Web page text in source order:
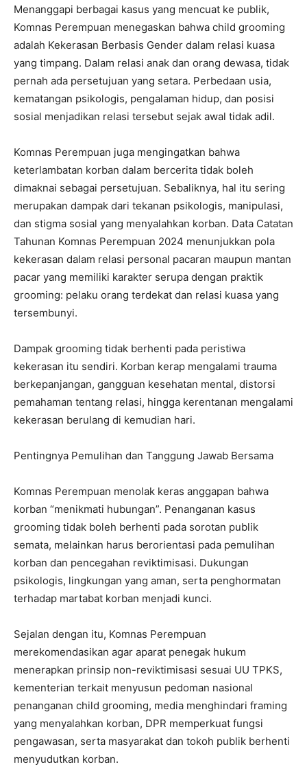
Menanggapi berbagai kasus yang mencuat ke publik,
Komnas Perempuan menegaskan bahwa child grooming
adalah Kekerasan Berbasis Gender dalam relasi kuasa
yang timpang. Dalam relasi anak dan orang dewasa, tidak
pernah ada persetujuan yang setara. Perbedaan usia,
kematangan psikologis, pengalaman hidup, dan posisi
sosial menjadikan relasi tersebut sejak awal tidak adil.
Komnas Perempuan juga mengingatkan bahwa
keterlambatan korban dalam bercerita tidak boleh
dimaknai sebagai persetujuan. Sebaliknya, hal itu sering
merupakan dampak dari tekanan psikologis, manipulasi,
dan stigma sosial yang menyalahkan korban. Data Catatan
Tahunan Komnas Perempuan 2024 menunjukkan pola
kekerasan dalam relasi personal pacaran maupun mantan
pacar yang memiliki karakter serupa dengan praktik
grooming: pelaku orang terdekat dan relasi kuasa yang
tersembunyi.
Dampak grooming tidak berhenti pada peristiwa
kekerasan itu sendiri. Korban kerap mengalami trauma
berkepanjangan, gangguan kesehatan mental, distorsi
pemahaman tentang relasi, hingga kerentanan mengalami
kekerasan berulang di kemudian hari.
Pentingnya Pemulihan dan Tanggung Jawab Bersama
Komnas Perempuan menolak keras anggapan bahwa
korban “menikmati hubungan”. Penanganan kasus
grooming tidak boleh berhenti pada sorotan publik
semata, melainkan harus berorientasi pada pemulihan
korban dan pencegahan reviktimisasi. Dukungan
psikologis, lingkungan yang aman, serta penghormatan
terhadap martabat korban menjadi kunci.
Sejalan dengan itu, Komnas Perempuan
merekomendasikan agar aparat penegak hukum
menerapkan prinsip non-reviktimisasi sesuai UU TPKS,
kementerian terkait menyusun pedoman nasional
penanganan child grooming, media menghindari framing
yang menyalahkan korban, DPR memperkuat fungsi
pengawasan, serta masyarakat dan tokoh publik berhenti
menyudutkan korban.